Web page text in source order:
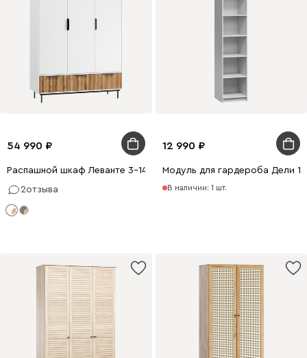
54 990
Распашной шкаф Леванте 3-144x205 Белый
2отзыва
12 990
Модуль для гардероба Дели
В наличии: 1 шт.